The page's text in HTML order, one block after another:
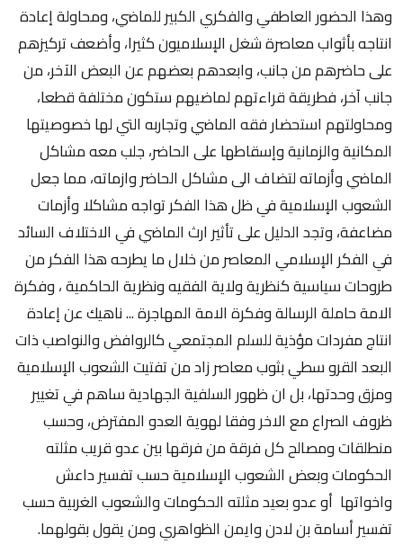
وهذا الحضور العاطفي والفكري الكبير للماضي، ومحاولة إعادة
انتاجه بأثواب معاصرة شغل الإسلاميون كثيرا، وأضعف تركيزهم
على حاضرهم من جانب، وابعدهم بعضهم عن البعض الآخر، من
جانب آخر، فطريقة قراءتهم لماضيهم ستكون مختلفة قطعا،
ومحاولتهم استحضار فقه الماضي وتجاربه التي لها خصوصيتها
المكانية والزمانية وإسقاطها على الحاضر، جلب معه مشاكل
الماضي وأزماته لتضاف الى مشاكل الحاضر وازماته، مما جعل
الشعوب الإسلامية في ظل هذا الفكر تواجه مشاكلا وأزمات
مضاعفة، وتجد الدليل على تأثير ارث الماضي في الاختلاف السائد
في الفكر الإسلامي المعاصر من خلال ما يطرحه هذا الفكر من
طروحات سياسية كنظرية ولاية الفقيه ونظرية الحاكمية ، وفكرة
الامة حاملة الرسالة وفكرة الامة المهاجرة ... ناهيك عن إعادة
انتاج مفردات مؤذية للسلم المجتمعي كالروافض والنواصب ذات
البعد القرو سطي بثوب معاصر زاد من تفتيت الشعوب الإسلامية
ومزق وحدتها، بل ان ظهور السلفية الجهادية ساهم في تغيير
ظروف الصراع مع الاخر وفقا لهوية العدو المفترض، وحسب
منطلقات ومصالح كل فرقة من فرقها بين عدو قريب مثلته
الحكومات وبعض الشعوب الإسلامية حسب تفسير داعش
واخواتها أو عدو بعيد مثلته الحكومات والشعوب الغربية حسب
تفسير أسامة بن لادن وايمن الظواهري ومن يقول بقولهما.